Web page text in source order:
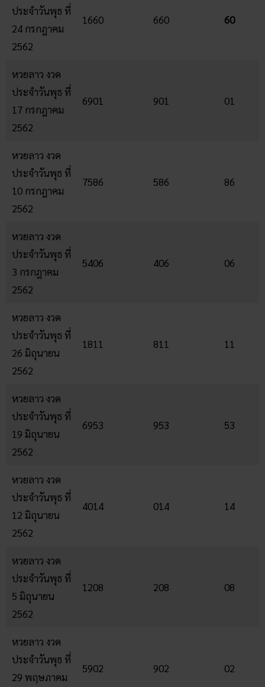
ประจำวันพุธ ที่
24 กรกฎาคม
2562
1660 660 60
หวยลาว งวด
ประจำวันพุธ ที่
17 กรกฎาคม
2562
6901 901 01
หวยลาว งวด
ประจำวันพุธ ที่
10 กรกฎาคม
2562
7586 586 86
หวยลาว งวด
ประจำวันพุธ ที่
3 กรกฎาคม
2562
5406 406 06
หวยลาว งวด
ประจำวันพุธ ที่
26 มิถุนายน
2562
1811 811 11
หวยลาว งวด
ประจำวันพุธ ที่
19 มิถุนายน
2562
6953 953 53
หวยลาว งวด
ประจำวันพุธ ที่
12 มิถุนายน
2562
4014 014 14
หวยลาว งวด
ประจำวันพุธ ที่
5 มิถุนายน
2562
1208 208 08
หวยลาว งวด
ประจำวันพุธ ที่
29 พฤษภาคม
5902 902 02